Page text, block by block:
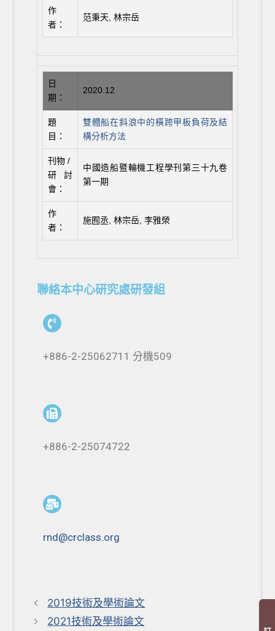
作
者：
范秉天, 林宗岳
日
期：
2020.12
題
目：
雙體船在斜浪中的橫跨甲板負荷及結
構分析方法
刊物 /
研討
會：
中國造船暨輪機工程學刊第三十九卷
第一期
作
者：
施囿丞, 林宗岳, 李雅榮
聯絡本中心研究處研發組
+886-2-25062711 分機509
+886-2-25074722
rnd@crclass.org
2019技術及學術論文
2021技術及學術論文